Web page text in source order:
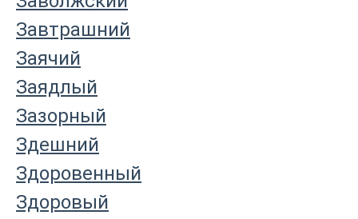
Завтрашний
Заячий
Заядлый
Зазорный
Здешний
Здоровенный
Здоровый